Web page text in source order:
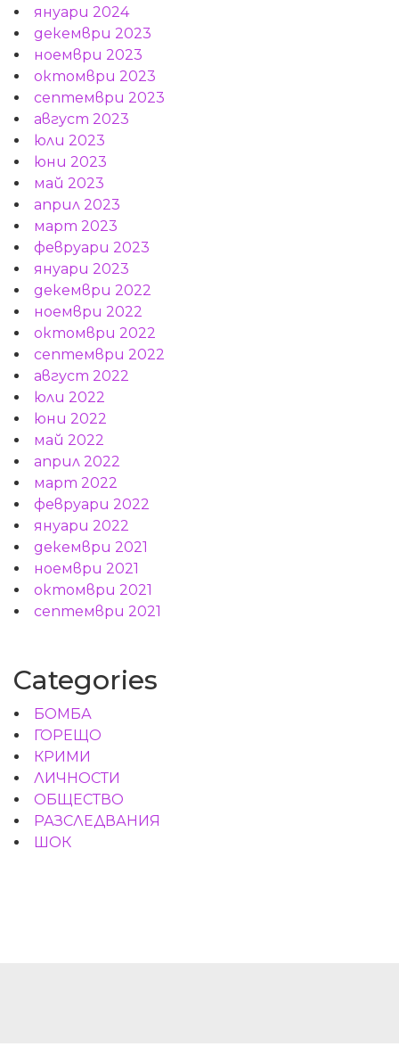
януари 2024
декември 2023
ноември 2023
октомври 2023
септември 2023
август 2023
юли 2023
юни 2023
май 2023
април 2023
март 2023
февруари 2023
януари 2023
декември 2022
ноември 2022
октомври 2022
септември 2022
август 2022
юли 2022
юни 2022
май 2022
април 2022
март 2022
февруари 2022
януари 2022
декември 2021
ноември 2021
октомври 2021
септември 2021
Categories
БОМБА
ГОРЕЩО
КРИМИ
ЛИЧНОСТИ
ОБЩЕСТВО
РАЗСЛЕДВАНИЯ
ШОК